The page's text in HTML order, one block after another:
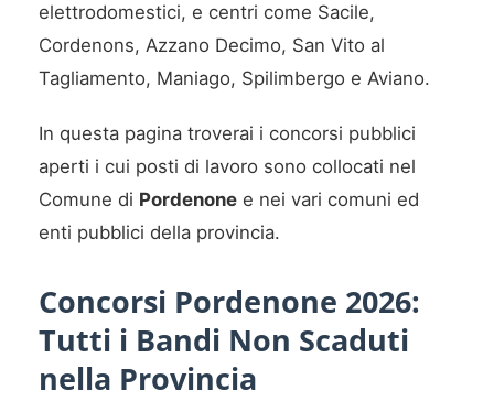
elettrodomestici, e centri come Sacile,
Cordenons, Azzano Decimo, San Vito al
Tagliamento, Maniago, Spilimbergo e Aviano.
In questa pagina troverai i concorsi pubblici
aperti i cui posti di lavoro sono collocati nel
Comune di Pordenone e nei vari comuni ed
enti pubblici della provincia.
Concorsi Pordenone 2026:
Tutti i Bandi Non Scaduti
nella Provincia